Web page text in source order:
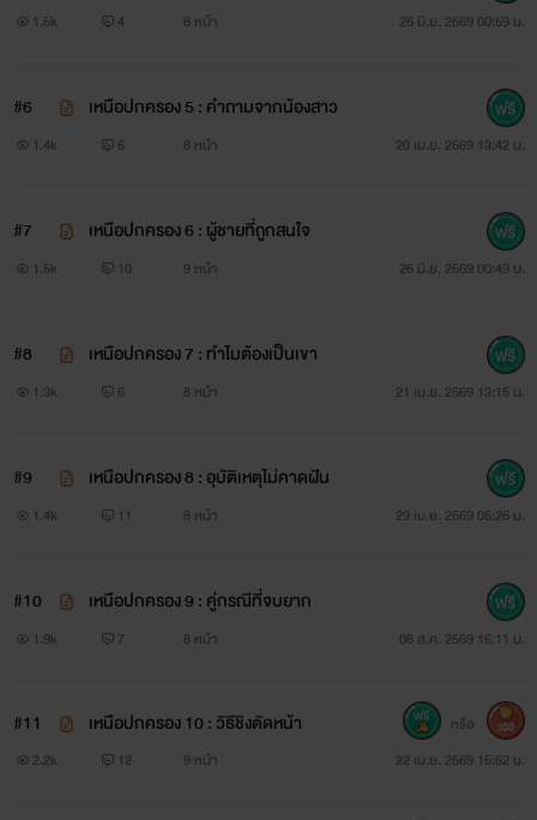
1.5k 4 8 หน้า 26 มิ.ย. 2569 00:59 น.
#6 เหนือปกครอง 5 : คำถามจากน้องสาว
1.4k 6 8 หน้า 20 เม.ย. 2569 13:42 น.
#7 เหนือปกครอง 6 : ผู้ชายที่ถูกสนใจ
1.5k 10 9 หน้า 26 มิ.ย. 2569 00:49 น.
#8 เหนือปกครอง 7 : ทำไมต้องเป็นเขา
1.3k 6 8 หน้า 21 เม.ย. 2569 13:15 น.
#9 เหนือปกครอง 8 : อุบัติเหตุไม่คาดฝัน
1.4k 11 8 หน้า 29 เม.ย. 2569 05:26 น.
#10 เหนือปกครอง 9 : คู่กรณีที่จบยาก
1.9k 7 8 หน้า 06 ส.ค. 2569 16:11 น.
#11 เหนือปกครอง 10 : วิธีชิงตัดหน้า
2.2k 12 9 หน้า 22 เม.ย. 2569 15:52 น.
หรือ 300